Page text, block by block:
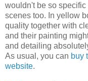
wouldn't be so
scenes too. In yellow
quality together with
and their painting
and detailing
As usual, you can buy
website.